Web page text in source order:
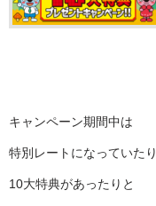
キャンペーン期間中は
特別レートになっていたり
10大特典があったりと